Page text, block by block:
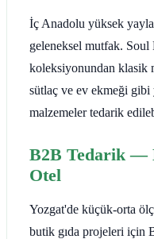
İç Anadolu yüksek
geleneksel mutfak.
koleksiyonundan klasik
sütlaç ve ev ekmeği
malzemeler tedarik
B2B Tedarik —
Otel
Yozgat'de küçük-orta
butik gıda projeleri için